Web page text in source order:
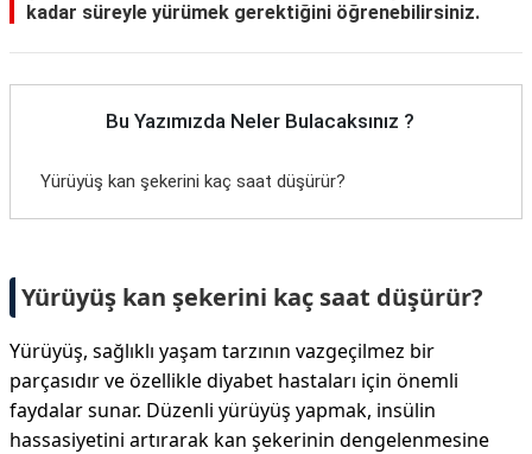
kadar süreyle yürümek gerektiğini öğrenebilirsiniz.
Bu Yazımızda Neler Bulacaksınız ?
Yürüyüş kan şekerini kaç saat düşürür?
Yürüyüş kan şekerini kaç saat düşürür?
Yürüyüş, sağlıklı yaşam tarzının vazgeçilmez bir
parçasıdır ve özellikle diyabet hastaları için önemli
faydalar sunar. Düzenli yürüyüş yapmak, insülin
hassasiyetini artırarak kan şekerinin dengelenmesine